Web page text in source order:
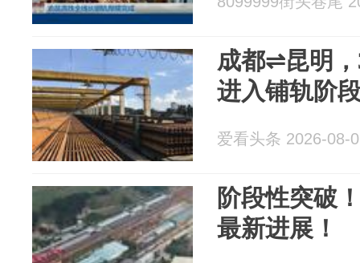
成都⇌昆明
进入铺轨阶
爱看头条 2026-08-
阶段性突破
最新进展！